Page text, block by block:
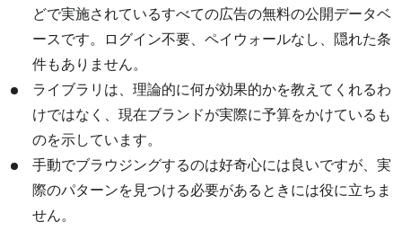
どで実施されているすべての広告の無料の公開データベ
ースです。ログイン不要、ペイウォールなし、隠れた条
件もありません。
ライブラリは、理論的に何が効果的かを教えてくれるわ
けではなく、現在ブランドが実際に予算をかけているも
のを示しています。
手動でブラウジングするのは好奇心には良いですが、実
際のパターンを見つける必要があるときには役に立ちま
せん。